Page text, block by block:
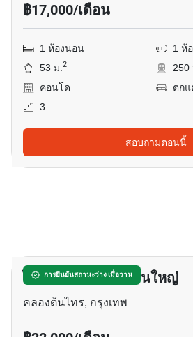
฿17,000/เดือน
1 ห้องนอน
1 ห้
53 ม.2
250
คอนโด
ตกแ
3
สอบถามตอนนี้
การยืนยันสถานะว่าง เมื่อวาน
ไอดีโอ สาทร-วงเวียนใหญ่
คลองต้นไทร, กรุงเทพ